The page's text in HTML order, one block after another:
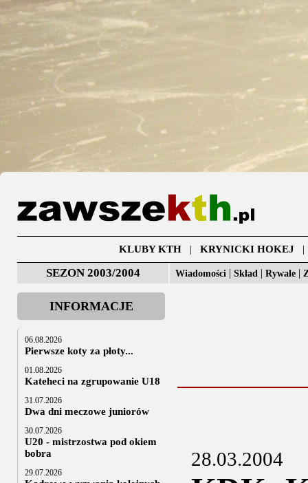
KLUBY KTH| KRYNICKI HOKEJ
SEZON 2003/2004 Wiadomości | Skład | Rywale |
INFORMACJE
06.08.2026
Pierwsze koty za płoty...
01.08.2026
Kateheci na zgrupowanie U18
31.07.2026
Dwa dni meczowe juniorów
30.07.2026
U20 - mistrzostwa pod okiem
bobra
29.07.2026
28.03.2004